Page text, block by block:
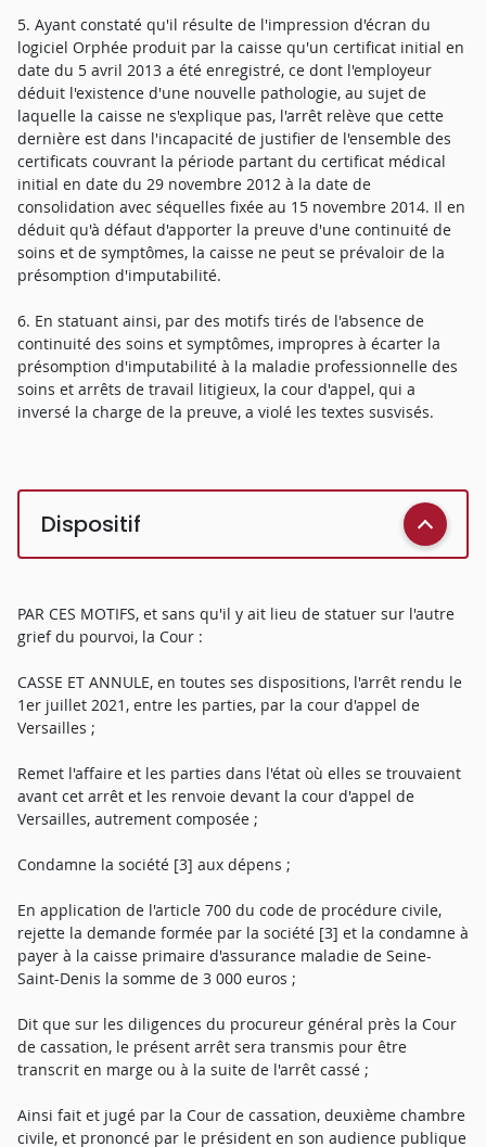
5. Ayant constaté qu'il résulte de l'impression d'écran du
logiciel Orphée produit par la caisse qu'un certificat initial en
date du 5 avril 2013 a été enregistré, ce dont l'employeur
déduit l'existence d'une nouvelle pathologie, au sujet de
laquelle la caisse ne s'explique pas, l'arrêt relève que cette
dernière est dans l'incapacité de justifier de l'ensemble des
certificats couvrant la période partant du certificat médical
initial en date du 29 novembre 2012 à la date de
consolidation avec séquelles fixée au 15 novembre 2014. Il en
déduit qu'à défaut d'apporter la preuve d'une continuité de
soins et de symptômes, la caisse ne peut se prévaloir de la
présomption d'imputabilité.
6. En statuant ainsi, par des motifs tirés de l'absence de
continuité des soins et symptômes, impropres à écarter la
présomption d'imputabilité à la maladie professionnelle des
soins et arrêts de travail litigieux, la cour d'appel, qui a
inversé la charge de la preuve, a violé les textes susvisés.
Dispositif
PAR CES MOTIFS, et sans qu'il y ait lieu de statuer sur l'autre
grief du pourvoi, la Cour :
CASSE ET ANNULE, en toutes ses dispositions, l'arrêt rendu le
1er juillet 2021, entre les parties, par la cour d'appel de
Versailles ;
Remet l'affaire et les parties dans l'état où elles se trouvaient
avant cet arrêt et les renvoie devant la cour d'appel de
Versailles, autrement composée ;
Condamne la société [3] aux dépens ;
En application de l'article 700 du code de procédure civile,
rejette la demande formée par la société [3] et la condamne à
payer à la caisse primaire d'assurance maladie de Seine-
Saint-Denis la somme de 3 000 euros ;
Dit que sur les diligences du procureur général près la Cour
de cassation, le présent arrêt sera transmis pour être
transcrit en marge ou à la suite de l'arrêt cassé ;
Ainsi fait et jugé par la Cour de cassation, deuxième chambre
civile, et prononcé par le président en son audience publique